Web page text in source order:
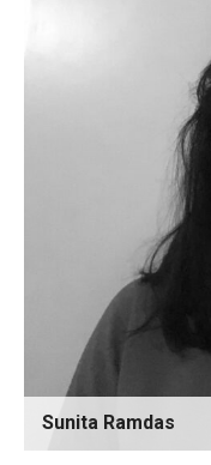
Sunita Ramdas